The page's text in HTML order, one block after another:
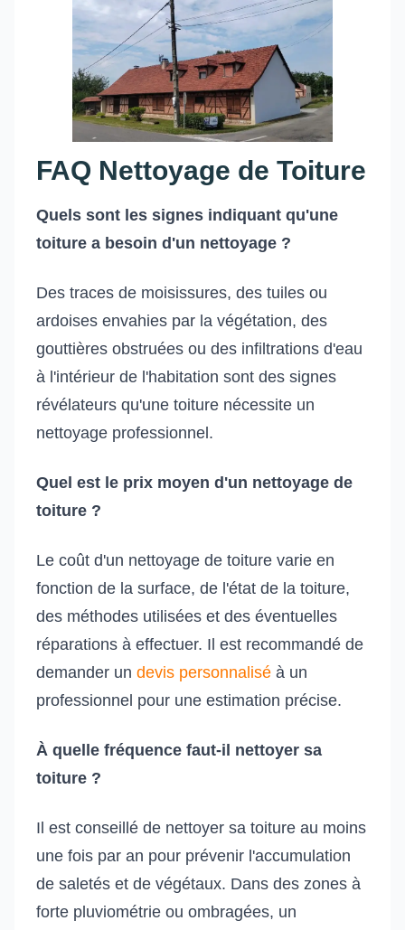
FAQ Nettoyage de Toiture
Quels sont les signes indiquant qu'une
toiture a besoin d'un nettoyage ?
Des traces de moisissures, des tuiles ou
ardoises envahies par la végétation, des
gouttières obstruées ou des infiltrations d'eau
à l'intérieur de l'habitation sont des signes
révélateurs qu'une toiture nécessite un
nettoyage professionnel.
Quel est le prix moyen d'un nettoyage de
toiture ?
Le coût d'un nettoyage de toiture varie en
fonction de la surface, de l'état de la toiture,
des méthodes utilisées et des éventuelles
réparations à effectuer. Il est recommandé de
demander un devis personnalisé à un
professionnel pour une estimation précise.
À quelle fréquence faut-il nettoyer sa
toiture ?
Il est conseillé de nettoyer sa toiture au moins
une fois par an pour prévenir l'accumulation
de saletés et de végétaux. Dans des zones à
forte pluviométrie ou ombragées, un